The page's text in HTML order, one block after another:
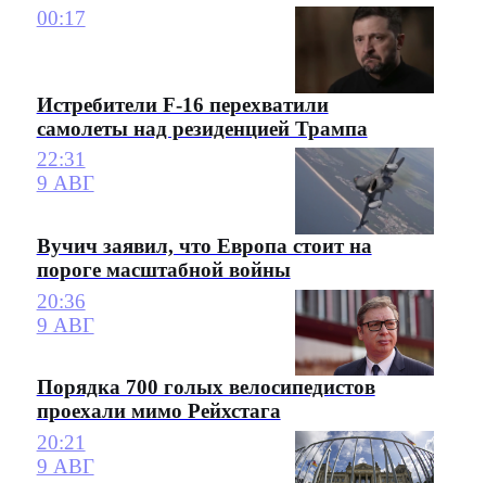
00:17
Истребители F-16 перехватили
самолеты над резиденцией Трампа
22:31
9 АВГ
Вучич заявил, что Европа стоит на
пороге масштабной войны
20:36
9 АВГ
Порядка 700 голых велосипедистов
проехали мимо Рейхстага
20:21
9 АВГ